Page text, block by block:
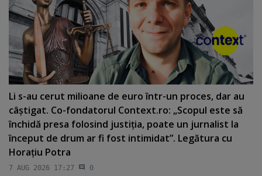
Li s-au cerut milioane de euro într-un proces, dar au
câştigat. Co-fondatorul Context.ro: „Scopul este să
închidă presa folosind justiţia, poate un jurnalist la
început de drum ar fi fost intimidat”. Legătura cu
Horaţiu Potra
7 AUG 2026 17:27 0